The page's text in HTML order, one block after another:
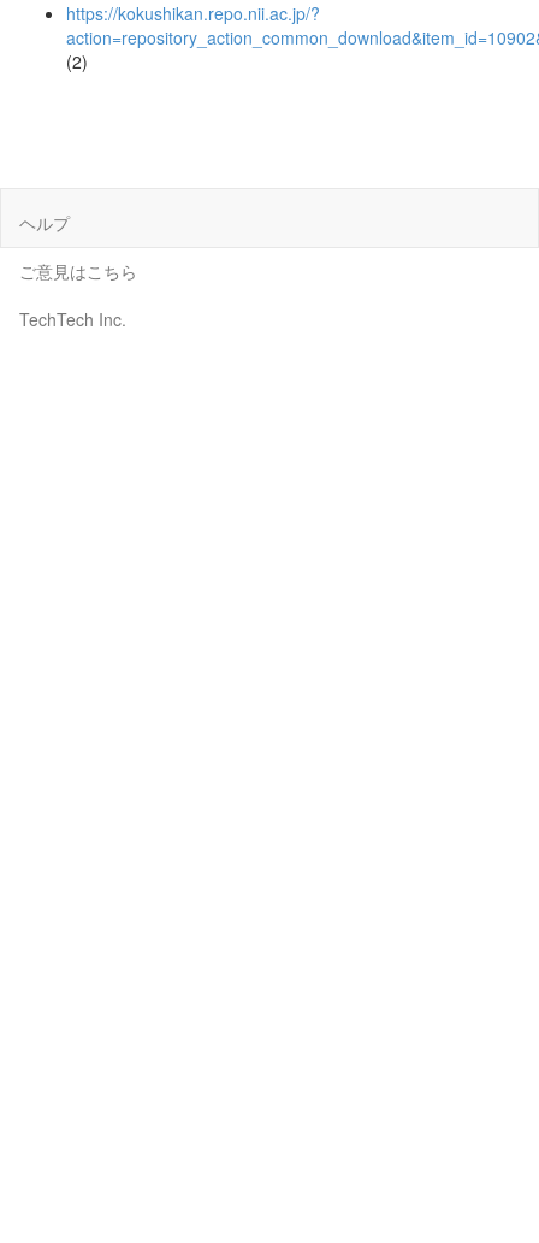
https://kokushikan.repo.nii.ac.jp/?
(2)
ヘルプ
ご意見はこちら
TechTech Inc.